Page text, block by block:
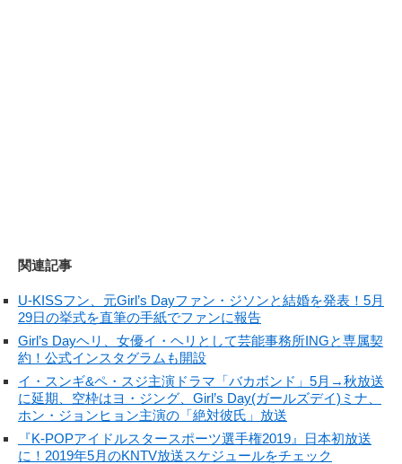
関連記事
U-KISSフン、元Girl’s Dayファン・ジソンと結婚を発表！5月
29日の挙式を直筆の手紙でファンに報告
Girl’s Dayヘリ、女優イ・ヘリとして芸能事務所INGと専属契
約！公式インスタグラムも開設
イ・スンギ&ペ・スジ主演ドラマ「バカボンド」5月→秋放送
に延期、空枠はヨ・ジング、Girl’s Day(ガールズデイ)ミナ、
ホン・ジョンヒョン主演の「絶対彼氏」放送
『K-POPアイドルスタースポーツ選手権2019』日本初放送
に！2019年5月のKNTV放送スケジュールをチェック